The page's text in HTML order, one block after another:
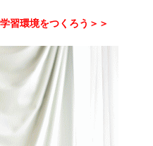
習環境をつくろう＞＞